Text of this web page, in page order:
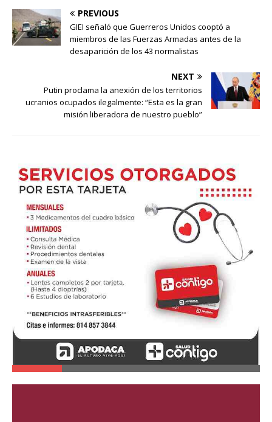
PREVIOUS
GIEI señaló que Guerreros Unidos cooptó a
miembros de las Fuerzas Armadas antes de la
desaparición de los 43 normalistas
NEXT
Putin proclama la anexión de los territorios
ucranios ocupados ilegalmente: “Esta es la gran
misión liberadora de nuestro pueblo”